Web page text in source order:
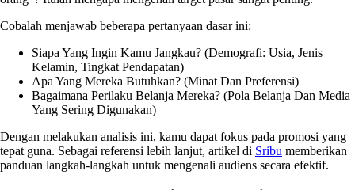
Cobalah menjawab beberapa pertanyaan dasar ini:
Siapa Yang Ingin Kamu Jangkau? (Demografi: Usia, Jenis
Kelamin, Tingkat Pendapatan)
Apa Yang Mereka Butuhkan? (Minat Dan Preferensi)
Bagaimana Perilaku Belanja Mereka? (Pola Belanja Dan Media
Yang Sering Digunakan)
Dengan melakukan analisis ini, kamu dapat fokus pada promosi yang
tepat guna. Sebagai referensi lebih lanjut, artikel di Sribu memberikan
panduan langkah-langkah untuk mengenali audiens secara efektif.